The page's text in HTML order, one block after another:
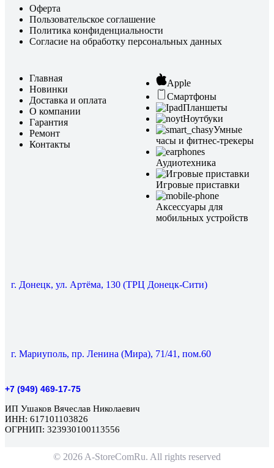
Оферта
Пользовательское соглашение
Политика конфиденциальности
Согласие на обработку персональных данных
Главная
Новинки
Доставка и оплата
О компании
Гарантия
Ремонт
Контакты
Apple
Смартфоны
Планшеты
Ноутбуки
Умные
часы и фитнес-трекеры
Аудиотехника
Игровые приставки
Аксессуары для
мобильных устройств
г. Донецк, ул. Артёма, 130 (ТРЦ Донецк-Сити)
г. Мариуполь, пр. Ленина (Мира), 71/41, пом.60
+7 (949) 469-17-75
ИП Ушаков Вячеслав Николаевич
ИНН: 617101103826
ОГРНИП: 323930100113556
© 2026 A-StoreComRu. All rights reserved